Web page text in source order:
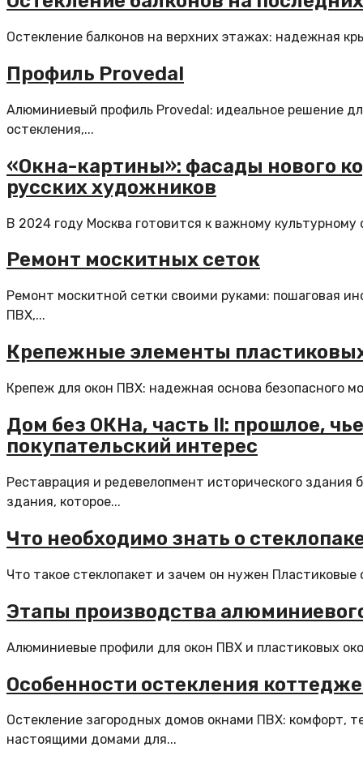
Остекление балконов на верхних этажах: надежная
Профиль Provedal
Алюминиевый профиль Provedal: идеальное решение
остекления,...
«Окна-картины»: фасады нового
русских художников
В 2024 году Москва готовится к важному
Ремонт москитных сеток
Ремонт москитной сетки своими руками: пошаговая
ПВХ,...
Крепежные элементы
Крепеж для окон ПВХ: надежная основа безопасного
Дом без ОКНа, часть II: прошлое,
покупательский интерес
Реставрация и редевелопмент исторического
здания, которое...
Что необходимо знать о
Что такое стеклопакет и зачем он нужен
Этапы производства
Алюминиевые профили для окон ПВХ и пластиковых
Особенности остекления
Остекление загородных домов окнами ПВХ: комфорт,
настоящими домами для...